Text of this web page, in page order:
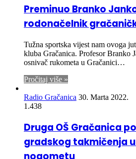
Preminuo Branko
rodonačelnik
Tužna sportska vijest nam ovoga
kluba Gračanica. Profesor Branko
osnivač rukometa u Gračanici…
Pročitaj više »
Radio Gračanica 30. Marta 2022.
1.438
Druga OŠ Gračanica
gradskog takmičenja
nogometu